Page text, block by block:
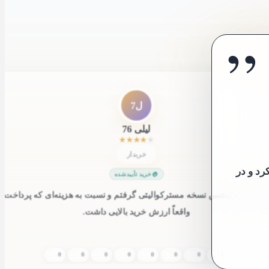
ل7
لیلی 76
★★★★ ★
خریدار
خرید تأییدشده
لیبره اینتنس نسخه مسترکوالیتی گرفتم و نسبت به هزینه‌ای که پرداخت
واقعاً ارزش خرید بالایی داشت.
0 0 0 0 0 0 0
”
نهایت